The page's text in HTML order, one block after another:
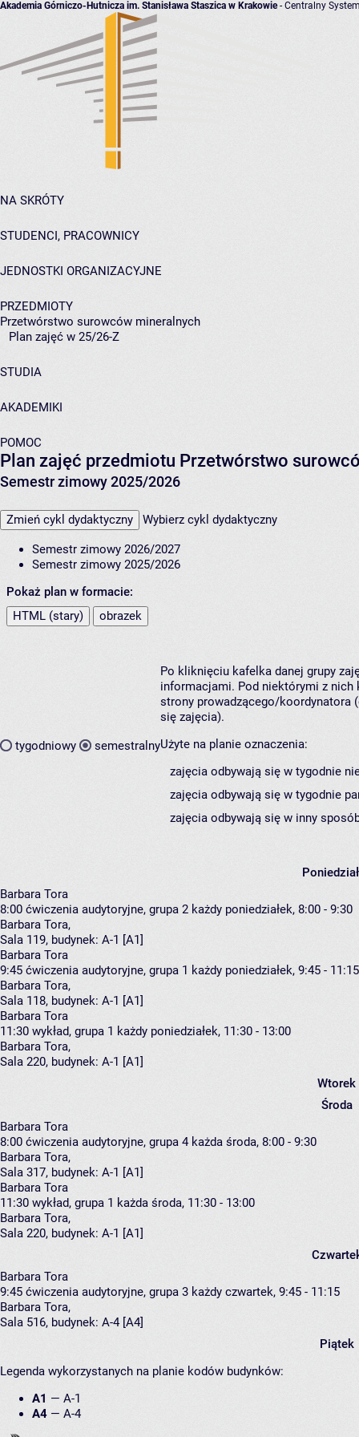
Akademia Górniczo-Hutnicza im. Stanisława Staszica w Krakowie- Centralny
NA SKRÓTY
STUDENCI, PRACOWNICY
JEDNOSTKI ORGANIZACYJNE
PRZEDMIOTY
Przetwórstwo surowców mineralnych
Plan zajęć w 25/26-Z
STUDIA
AKADEMIKI
POMOC
Plan zajęć przedmiotu Przetwórstwo
Semestr zimowy 2025/2026
Zmień cykl dydaktyczny Wybierz cykl dydaktyczny
Semestr zimowy 2026/2027
Semestr zimowy 2025/2026
Pokaż plan w formacie:
HTML (stary)
obrazek
tygodniowy semestralny
Po kliknięciu kafelka danej grupy
informacjami. Pod niektórymi z nich
strony prowadzącego/koordynatora
się zajęcia).
Użyte na planie oznaczenia:
zajęcia odbywają się w tygodnie
zajęcia odbywają się w tygodnie
zajęcia odbywają się w inny
Barbara Tora
8:00 ćwiczenia audytoryjne, grupa 2 każdy poniedziałek, 8:00 - 9:30
Barbara Tora,
Sala 119, budynek: A-1 [A1]
Barbara Tora
9:45 ćwiczenia audytoryjne, grupa 1 każdy poniedziałek, 9:45 - 11:15
Barbara Tora,
Sala 118, budynek: A-1 [A1]
Barbara Tora
11:30 wykład, grupa 1 każdy poniedziałek, 11:30 - 13:00
Barbara Tora,
Sala 220, budynek: A-1 [A1]
Wtorek
Środa
Barbara Tora
8:00 ćwiczenia audytoryjne, grupa 4 każda środa, 8:00 - 9:30
Barbara Tora,
Sala 317, budynek: A-1 [A1]
Barbara Tora
11:30 wykład, grupa 1 każda środa, 11:30 - 13:00
Barbara Tora,
Sala 220, budynek: A-1 [A1]
Barbara Tora
9:45 ćwiczenia audytoryjne, grupa 3 każdy czwartek, 9:45 - 11:15
Barbara Tora,
Sala 516, budynek: A-4 [A4]
Piątek
Legenda wykorzystanych na planie kodów budynków:
A1 — A-1
A4 — A-4